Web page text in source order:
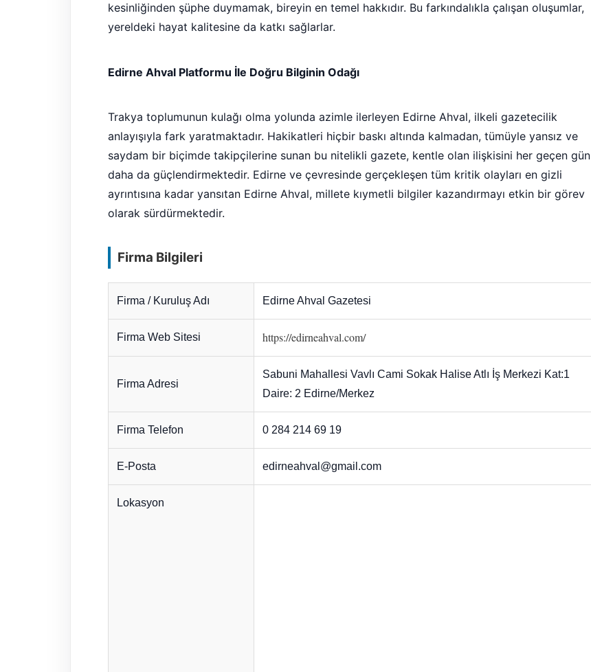
kesinliğinden şüphe duymamak, bireyin en temel hakkıdır. Bu farkındalıkla çalışan oluşumlar,
yereldeki hayat kalitesine da katkı sağlarlar.
Edirne Ahval Platformu İle Doğru Bilginin Odağı
Trakya toplumunun kulağı olma yolunda azimle ilerleyen Edirne Ahval, ilkeli gazetecilik
anlayışıyla fark yaratmaktadır. Hakikatleri hiçbir baskı altında kalmadan, tümüyle yansız ve
saydam bir biçimde takipçilerine sunan bu nitelikli gazete, kentle olan ilişkisini her geçen gün
daha da güçlendirmektedir. Edirne ve çevresinde gerçekleşen tüm kritik olayları en gizli
ayrıntısına kadar yansıtan Edirne Ahval, millete kıymetli bilgiler kazandırmayı etkin bir görev
olarak sürdürmektedir.
Firma Bilgileri
Firma / Kuruluş Adı Edirne Ahval Gazetesi
Firma Web Sitesi https://edirneahval.com/
Firma Adresi
Sabuni Mahallesi Vavlı Cami Sokak Halise Atlı İş Merkezi Kat:1
Daire: 2 Edirne/Merkez
Firma Telefon 0 284 214 69 19
E-Posta edirneahval@gmail.com
Lokasyon